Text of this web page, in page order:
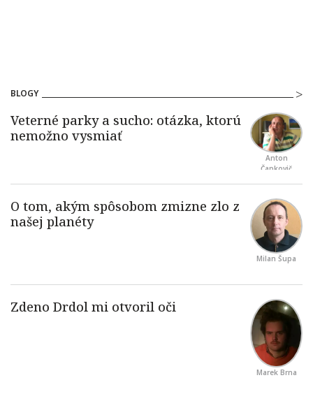
BLOGY
Anton
Čapkovič
Milan Šupa
Marek Brna